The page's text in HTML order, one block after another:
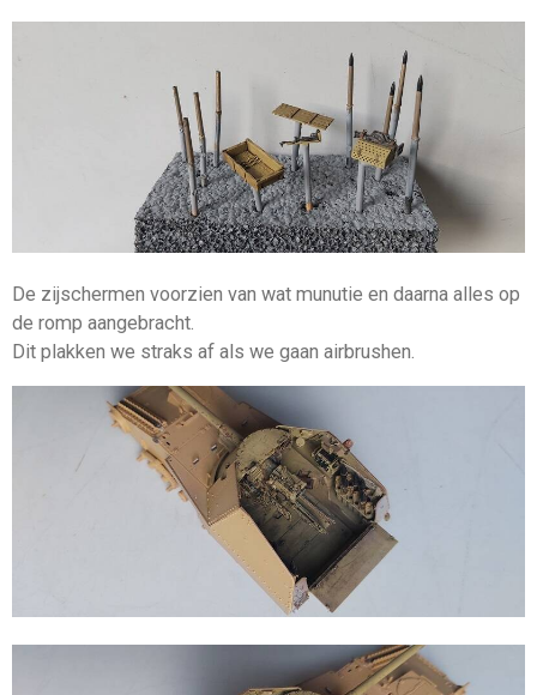
De zijschermen voorzien van wat munutie en daarna alles op
de romp aangebracht.
Dit plakken we straks af als we gaan airbrushen.